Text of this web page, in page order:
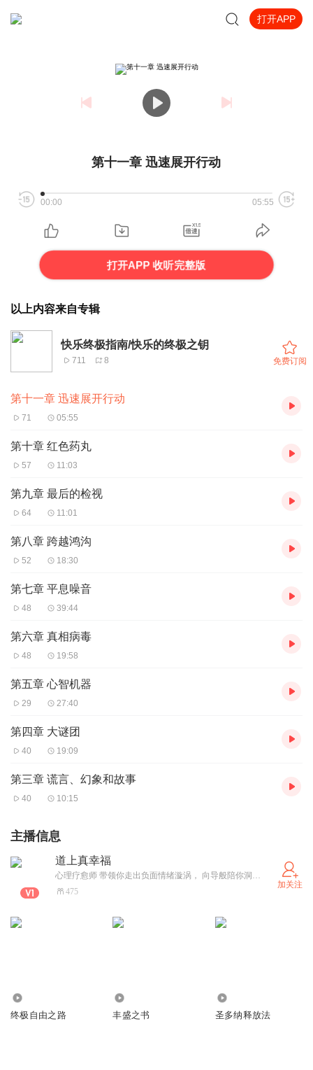
打开APP
第十一章 迅速展开行动
00:00 05:55
打开APP 收听完整版
以上内容来自专辑
快乐终极指南/快乐的终极之钥
711 8 免费订阅
第十一章 迅速展开行动
71 05:55
第十章 红色药丸
57 11:03
第九章 最后的检视
64 11:01
第八章 跨越鸿沟
52 18:30
第七章 平息噪音
48 39:44
第六章 真相病毒
48 19:58
第五章 心智机器
29 27:40
第四章 大谜团
40 19:09
第三章 谎言、幻象和故事
40 10:15
主播信息
道上真幸福
心理疗愈师 带领你走出负面情绪漩涡， 向导般陪你洞见情绪真相， 助力你成为自己的疗愈师， 轻松瓦解受困的情绪模式， 活出精彩自在的幸福生活。
475
加关注
终极自由之路 丰盛之书 圣多纳释放法